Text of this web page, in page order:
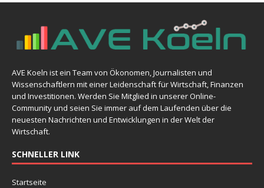
AVE Koeln ist ein Team von Ökonomen, Journalisten und
Wissenschaftlern mit einer Leidenschaft für Wirtschaft, Finanzen
und Investitionen. Werden Sie Mitglied in unserer Online-
Community und seien Sie immer auf dem Laufenden über die
neuesten Nachrichten und Entwicklungen in der Welt der
Wirtschaft.
SCHNELLER LINK
Startseite